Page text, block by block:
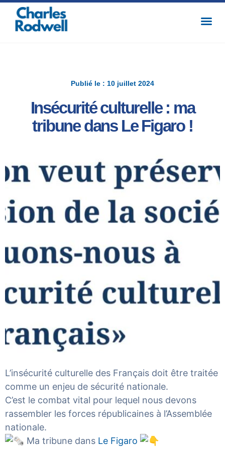
Publié le : 10 juillet 2024
Insécurité culturelle : ma
tribune dans Le Figaro !
L’insécurité culturelle des Français doit être traitée
comme un enjeu de sécurité nationale.
C’est le combat vital pour lequel nous devons
rassembler les forces républicaines à l’Assemblée
nationale.
Ma tribune dans Le Figaro